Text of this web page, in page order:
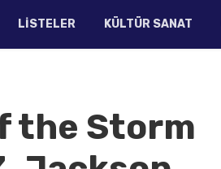
LISTELER KÜLTÜR SANAT
the Storm